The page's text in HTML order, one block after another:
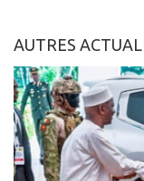
AUTRES